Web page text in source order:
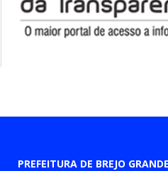
PREFEITURA DE BREJO